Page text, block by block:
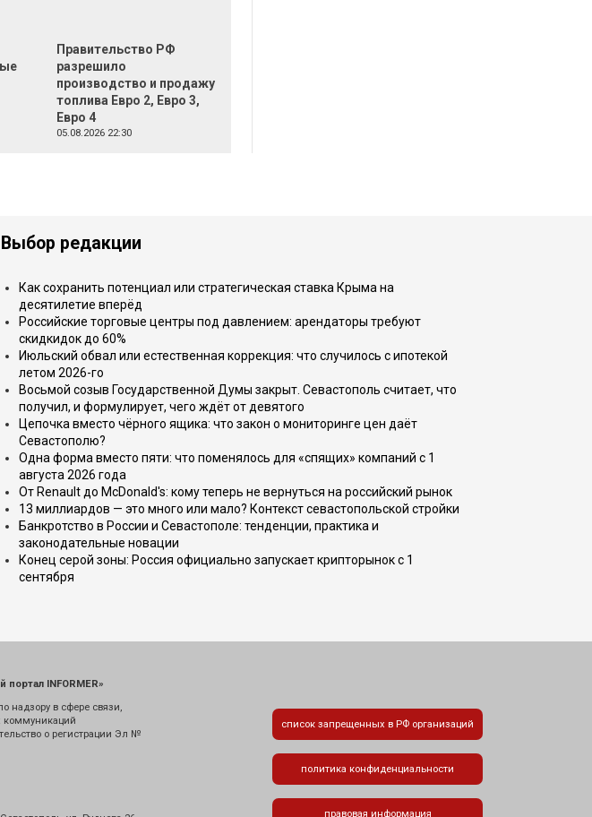
Правительство РФ
разрешило
производство и продажу
топлива Евро 2, Евро 3,
Евро 4
05.08.2026 22:30
Выбор редакции
Как сохранить потенциал или стратегическая ставка Крыма на
десятилетие вперёд
Российские торговые центры под давлением: арендаторы требуют
скидкидок до 60%
Июльский обвал или естественная коррекция: что случилось с ипотекой
летом 2026-го
Восьмой созыв Государственной Думы закрыт. Севастополь считает, что
получил, и формулирует, чего ждёт от девятого
Цепочка вместо чёрного ящика: что закон о мониторинге цен даёт
Севастополю?
Одна форма вместо пяти: что поменялось для «спящих» компаний с 1
августа 2026 года
От Renault до McDonald's: кому теперь не вернуться на российский рынок
13 миллиардов — это много или мало? Контекст севастопольской стройки
Банкротство в России и Севастополе: тенденции, практика и
законодательные новации
Конец серой зоны: Россия официально запускает крипторынок с 1
сентября
INFORMER»
надзору в сфере связи,
коммуникаций
о регистрации Эл №
список запрещенных в РФ организаций
политика конфиденциальности
правовая информация